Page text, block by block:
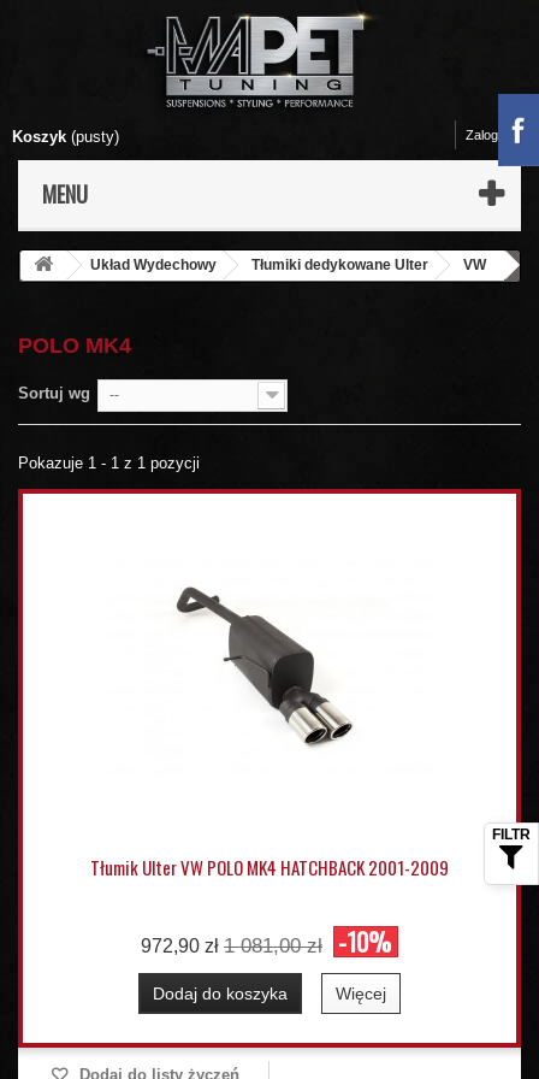
Koszyk (pusty)
MENU
Zaloguj się
Układ Wydechowy Tłumiki dedykowane Ulter
VW
POLO MK4
Sortuj wg --
Pokazuje 1 - 1 z 1 pozycji
Tłumik Ulter VW POLO MK4 HATCHBACK 2001-2009
972,90 zł 1 081,00 zł -10%
Dodaj do koszyka Więcej
Dodaj do listy życzeń